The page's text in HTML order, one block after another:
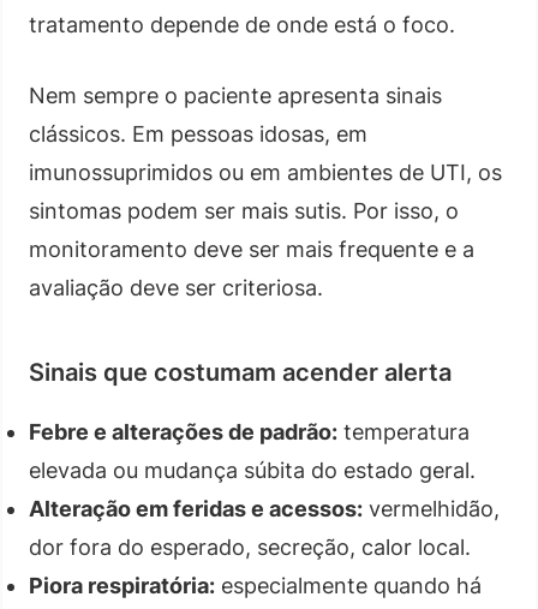
tratamento depende de onde está o foco.
Nem sempre o paciente apresenta sinais
clássicos. Em pessoas idosas, em
imunossuprimidos ou em ambientes de UTI, os
sintomas podem ser mais sutis. Por isso, o
monitoramento deve ser mais frequente e a
avaliação deve ser criteriosa.
Sinais que costumam acender alerta
Febre e alterações de padrão: temperatura
elevada ou mudança súbita do estado geral.
Alteração em feridas e acessos: vermelhidão,
dor fora do esperado, secreção, calor local.
Piora respiratória: especialmente quando há